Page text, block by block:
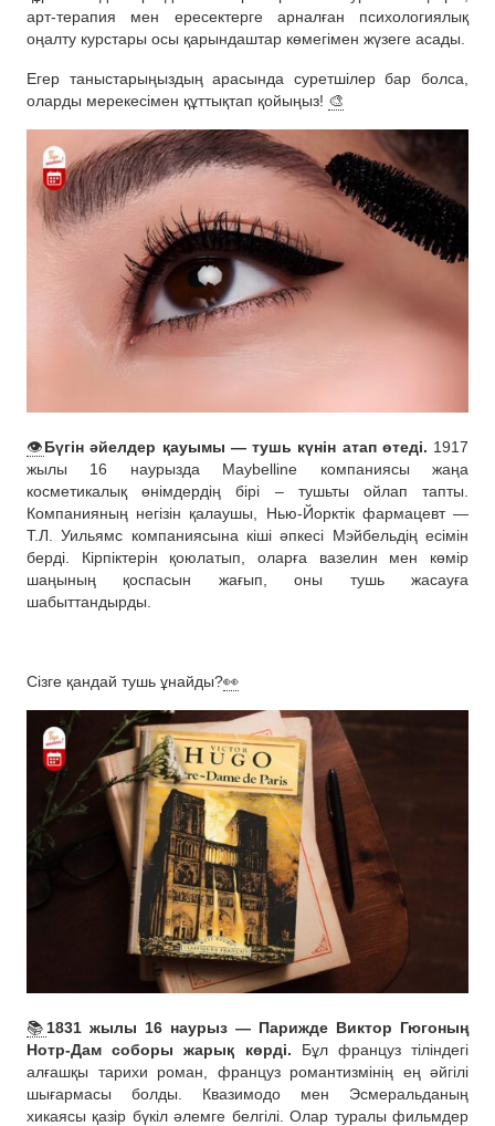
арт-терапия мен ересектерге арналған психологиялық
оңалту курстары осы қарындаштар көмегімен жүзеге асады.
Егер таныстарыңыздың арасында суретшілер бар болса,
оларды мерекесімен құттықтап қойыңыз! 🎨
👁Бүгін әйелдер қауымы — тушь күнін атап өтеді. 1917
жылы 16 наурызда Maybelline компаниясы жаңа
косметикалық өнімдердің бірі – тушьты ойлап тапты.
Компанияның негізін қалаушы, Нью-Йорктік фармацевт —
Т.Л. Уильямс компаниясына кіші әпкесі Мэйбельдің есімін
берді. Кірпіктерін қоюлатып, оларға вазелин мен көмір
шаңының қоспасын жағып, оны тушь жасауға
шабыттандырды.
Сізге қандай тушь ұнайды?👀
📚 1831 жылы 16 наурыз — Парижде Виктор Гюгоның
Нотр-Дам соборы жарық көрді. Бұл француз тіліндегі
алғашқы тарихи роман, француз романтизмінің ең әйгілі
шығармасы болды. Квазимодо мен Эсмеральданың
хикаясы қазір бүкіл әлемге белгілі. Олар туралы фильмдер